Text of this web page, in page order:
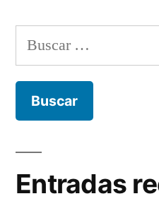
Buscar:
Entradas